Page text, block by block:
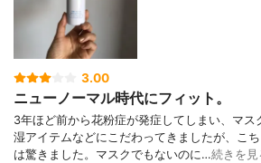
3.00
ニューノーマル時代にフィット。
3年ほど前から花粉症が発症してしまい、マス
湿アイテムなどにこだわってきましたが、こ
は驚きました。マスクでもないのに…続きを見